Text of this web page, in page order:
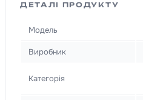
ДЕТАЛІ ПРОДУКТУ
Модель
Виробник
Категорія